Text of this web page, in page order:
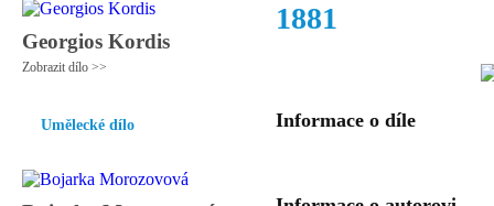
Georgios Kordis
Zobrazit dílo >>
Umělecké dílo
1881
Informace o díle